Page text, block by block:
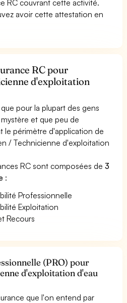
RC couvrant cette activité.
avoir cette attestation en
RC pour
d'exploitation
pour la plupart des gens
et que peu de
le périmètre d'application de
/ Technicienne d'exploitation
RC sont composées de3
:
Professionnelle
Exploitation
Recours
(PRO) pour
d'exploitation d'eau
que l'on entend par